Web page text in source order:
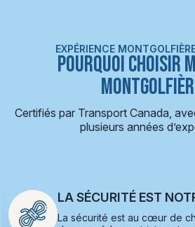
EXPÉRIENCE
POURQUOI CHOISIR
Certifiés par Transport Canada,
plusieurs années
LA SÉCURITÉ EST
La sécurité est au cœur de